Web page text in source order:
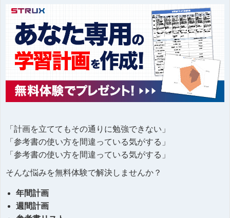
「計画を立ててもその通りに勉強できない」
「参考書の使い方を間違っている気がする」
「参考書の使い方を間違っている気がする」
そんな悩みを無料体験で解決しませんか？
年間計画
週間計画